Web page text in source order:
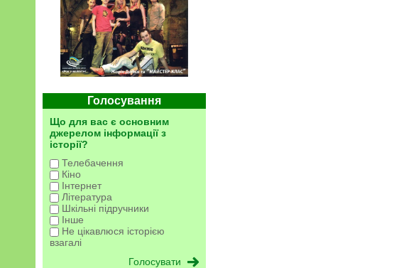
Голосування
Що для вас є основним
джерелом інформації з
історії?
Телебачення
Кіно
Інтернет
Література
Шкільні підручники
Інше
Не цікавлюся історією
взагалі